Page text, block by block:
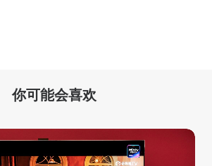
你可能会喜欢